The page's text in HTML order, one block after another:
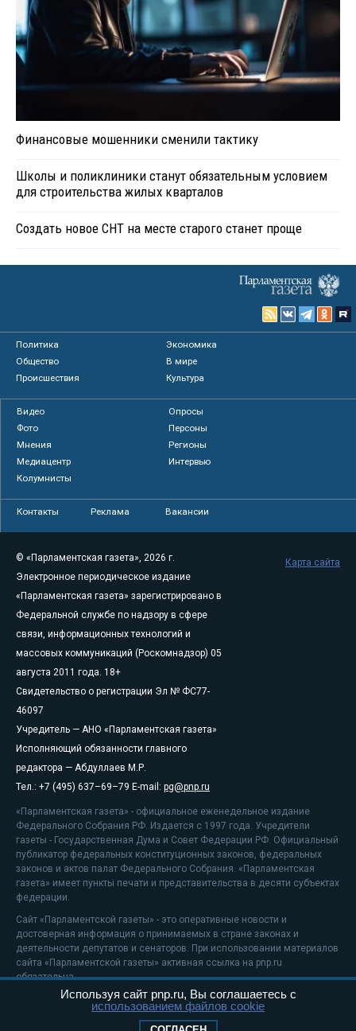
Финансовые мошенники сменили тактику
Школы и поликлиники станут обязательным условием
для строительства жилых кварталов
Создать новое СНТ на месте старого станет проще
Политика
Экономика
Общество
В мире
Происшествия
Культура
Видео
Опросы
Фото
Персоны
Мнения
Регионы
Медиацентр
Интервью
Колумнисты
Контакты Реклама Вакансии
© «Парламентская газета», 2026 г.
Электронное периодическое издание
«Парламентская газета» зарегистрировано в
Федеральной службе по надзору в сфере
связи, информационных технологий и
массовых коммуникаций (Роскомнадзор) 05
августа 2011 года. 18+
Свидетельство о регистрации Эл № ФС77-
46097
Учредитель — АНО «Парламентская газета»
Исполняющий обязанности главного
редактора — Абдуллаев М.Р.
Тел.: +7 (495) 637–69–79 E-mail: pg@pnp.ru
«Парламентская газета» - официальное еженедельное издание
Федерального Собрания РФ. Издается с 1997 года. Учредители
газеты - Государственная Дума и Совет Федерации РФ. Официальный
публикатор федеральных конституционных законов, федеральных
законов и актов палат Федерального Собрания. «Парламентская
газета» имеет пункты печати и представительства в десяти субъектах
федерации.
Сайт «Парламентской газеты» - это оперативные новости и
достоверная информация о принимаемых в стране законах и
деятельности депутатов и сенаторов. При использовании материалов
сайта «Парламентской газеты» активная ссылка на pnp.ru
обязательна.
На информационном ресурсе применяютсярекомендательные
Положение о защите персональных данных
Карта сайта
Используя сайт pnp.ru, Вы соглашаетесь с
использованием файлов cookie